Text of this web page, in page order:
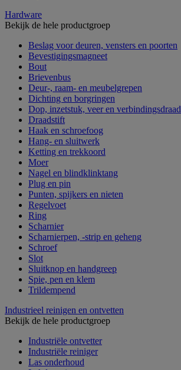
Hardware
Bekijk de hele productgroep
Beslag voor deuren, vensters en poorten
Bevestigingsmagneet
Bout
Brievenbus
Deur-, raam- en meubelgrepen
Dichting en borgringen
Dop, inzetstuk, veer en verbindingsdraad
Draadstift
Haak en schroefoog
Hang- en sluitwerk
Ketting en trekkoord
Moer
Nagel en blindklinktang
Plug en pin
Punten, spijkers en nieten
Regelvoet
Ring
Scharnier
Scharnierpen, -strip en geheng
Schroef
Slot
Sluitknop en handgreep
Spie, pen en klem
Trildempend
Industrieel reinigen en ontvetten
Bekijk de hele productgroep
Industriële ontvetter
Industriële reiniger
Las onderhoud